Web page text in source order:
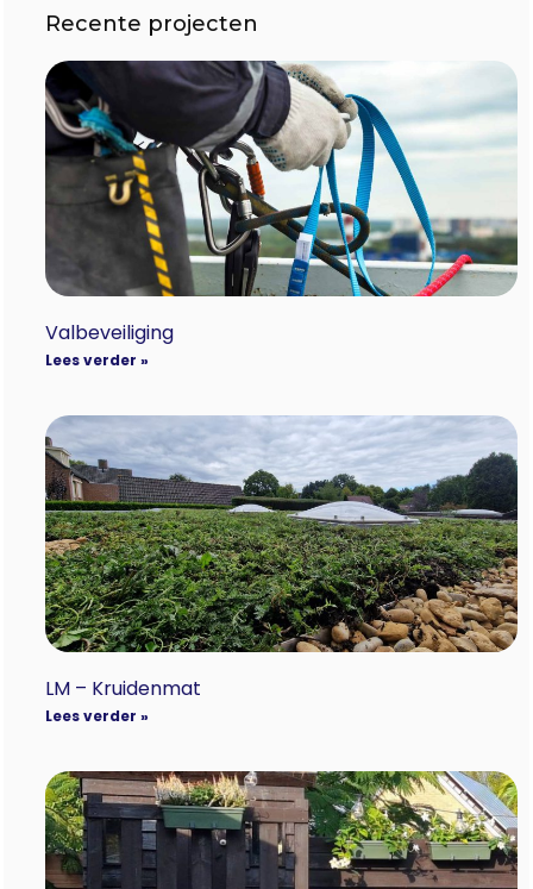
Recente projecten
Valbeveiliging
Lees verder »
LM – Kruidenmat
Lees verder »